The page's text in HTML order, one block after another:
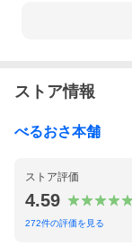
ストア情報
べるおさ本舗
ストア評価
4.59
272件の評価を見る